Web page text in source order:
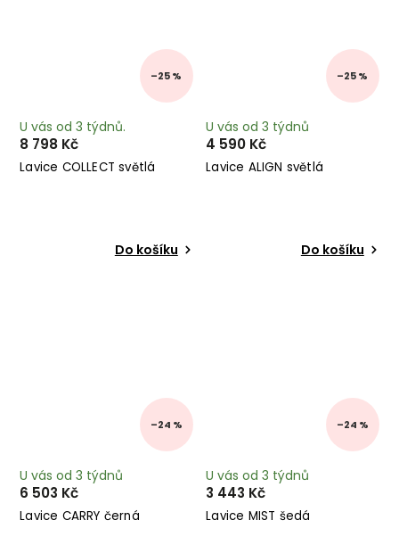
–25 %
Lavice COLLECT světlá
U vás od 3 týdnů.
8 798 Kč
Do košíku
–25 %
Lavice ALIGN světlá
U vás od 3 týdnů
4 590 Kč
Do košíku
–24 %
Lavice CARRY černá
U vás od 3 týdnů
6 503 Kč
–24 %
Lavice MIST šedá
U vás od 3 týdnů
3 443 Kč